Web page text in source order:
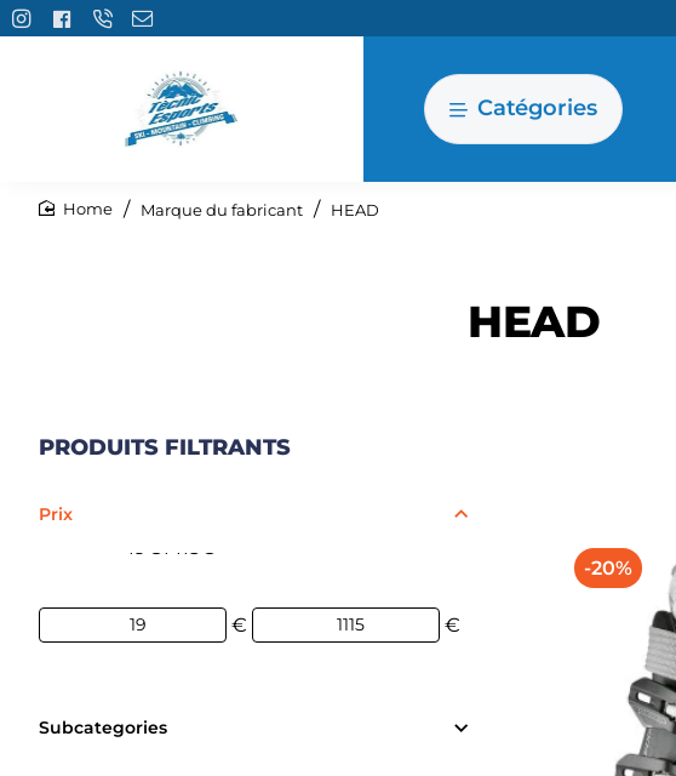
Catégories
Marque du fabricant HEAD
HEAD
PRODUITS FILTRANTS
Prix
19€1 115€
€ €
Subcategories
-20%